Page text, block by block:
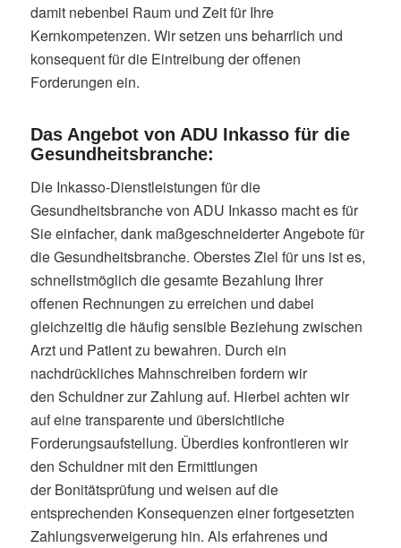
damit nebenbei Raum und Zeit für Ihre
Kernkompetenzen. Wir setzen uns beharrlich und
konsequent für die Eintreibung der offenen
Forderungen ein.
Das Angebot von ADU Inkasso für die
Gesundheitsbranche:
Die Inkasso-Dienstleistungen für die
Gesundheitsbranche von ADU Inkasso macht es für
Sie einfacher, dank maßgeschneiderter Angebote für
die Gesundheitsbranche. Oberstes Ziel für uns ist es,
schnellstmöglich die gesamte Bezahlung Ihrer
offenen Rechnungen zu erreichen und dabei
gleichzeitig die häufig sensible Beziehung zwischen
Arzt und Patient zu bewahren. Durch ein
nachdrückliches Mahnschreiben fordern wir
den Schuldner zur Zahlung auf. Hierbei achten wir
auf eine transparente und übersichtliche
Forderungsaufstellung. Überdies konfrontieren wir
den Schuldner mit den Ermittlungen
der Bonitätsprüfung und weisen auf die
entsprechenden Konsequenzen einer fortgesetzten
Zahlungsverweigerung hin. Als erfahrenes und